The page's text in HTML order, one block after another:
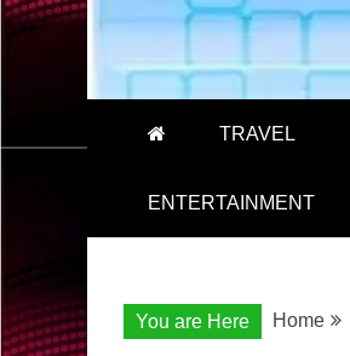
TRAVEL
ENTERTAINMENT
You are Here Home